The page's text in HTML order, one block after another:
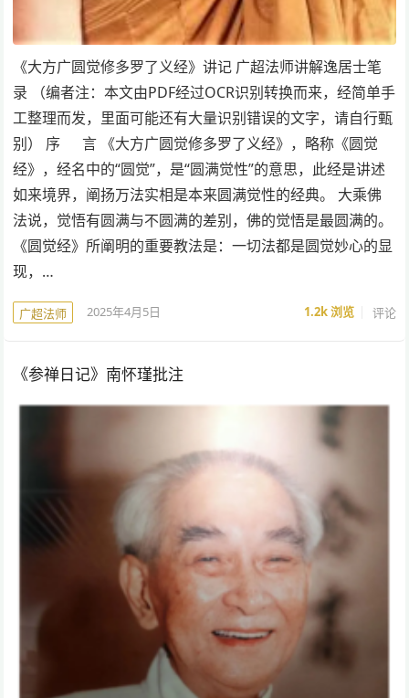
《大方广圆觉修多罗了义经》讲记 广超法师讲解逸居士笔
录 （编者注：本文由PDF经过OCR识别转换而来，经简单手
工整理而发，里面可能还有大量识别错误的文字，请自行甄
别） 序 言 《大方广圆觉修多罗了义经》，略称《圆觉
经》，经名中的“圆觉”，是“圆满觉性”的意思，此经是讲述
如来境界，阐扬万法实相是本来圆满觉性的经典。 大乘佛
法说，觉悟有圆满与不圆满的差别，佛的觉悟是最圆满的。
《圆觉经》所阐明的重要教法是：一切法都是圆觉妙心的显
现，…
广超法师 2025年4月5日 1.2k浏览 评论
《参禅日记》南怀瑾批注